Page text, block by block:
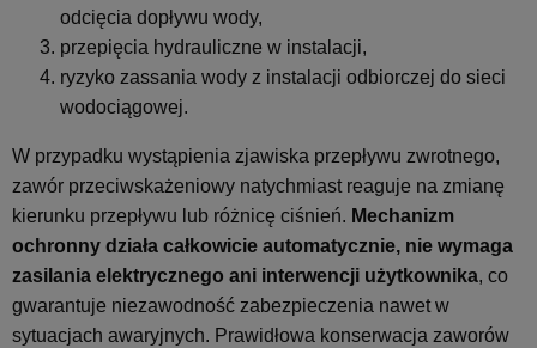
odcięcia dopływu wody,
przepięcia hydrauliczne w instalacji,
ryzyko zassania wody z instalacji odbiorczej do sieci
wodociągowej.
W przypadku wystąpienia zjawiska przepływu zwrotnego,
zawór przeciwskażeniowy natychmiast reaguje na zmianę
kierunku przepływu lub różnicę ciśnień. Mechanizm
ochronny działa całkowicie automatycznie, nie wymaga
zasilania elektrycznego ani interwencji użytkownika, co
gwarantuje niezawodność zabezpieczenia nawet w
sytuacjach awaryjnych. Prawidłowa konserwacja zaworów